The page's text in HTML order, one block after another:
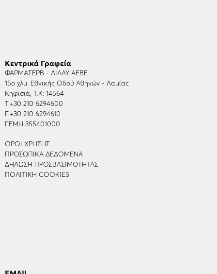
Κεντρικά Γραφεία
ΦΑΡΜΑΣΕΡΒ - ΛΙΛΛΥ ΑΕΒΕ
15ο χλμ. Εθνικής Οδού Αθηνών - Λαμίας
Κηφισιά, Τ.Κ: 14564
Τ:+30 210 6294600
F:+30 210 6294610
ΓΕΜΗ 355401000
ΌΡΟΙ ΧΡΉΣΗΣ
ΠΡΟΣΩΠΙΚΆ ΔΕΔΟΜΈΝΑ
ΔΉΛΩΣΗ ΠΡΟΣΒΑΣΙΜΌΤΗΤΑΣ
ΠΟΛΙΤΙΚΉ COOKIES